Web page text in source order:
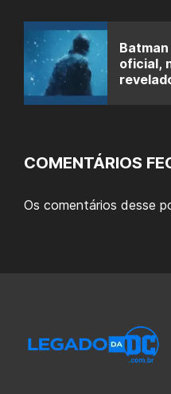
oficial,
COMENTÁRIOS
Os comentários desse